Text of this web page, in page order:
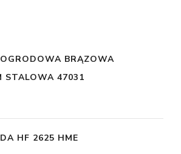
BRĄZOWA
STALOWA 47031
HF 2625 HME